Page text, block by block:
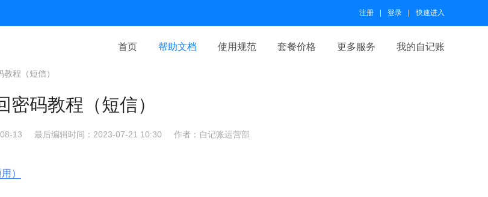
注册 登录 快速进入
首页 帮助文档 使用规范 套餐价格 更多服务 我的自记账
程（短信）
码教程（短信）
13 最后编辑时间：2023-07-21 10:30 作者：自记账运营部
）